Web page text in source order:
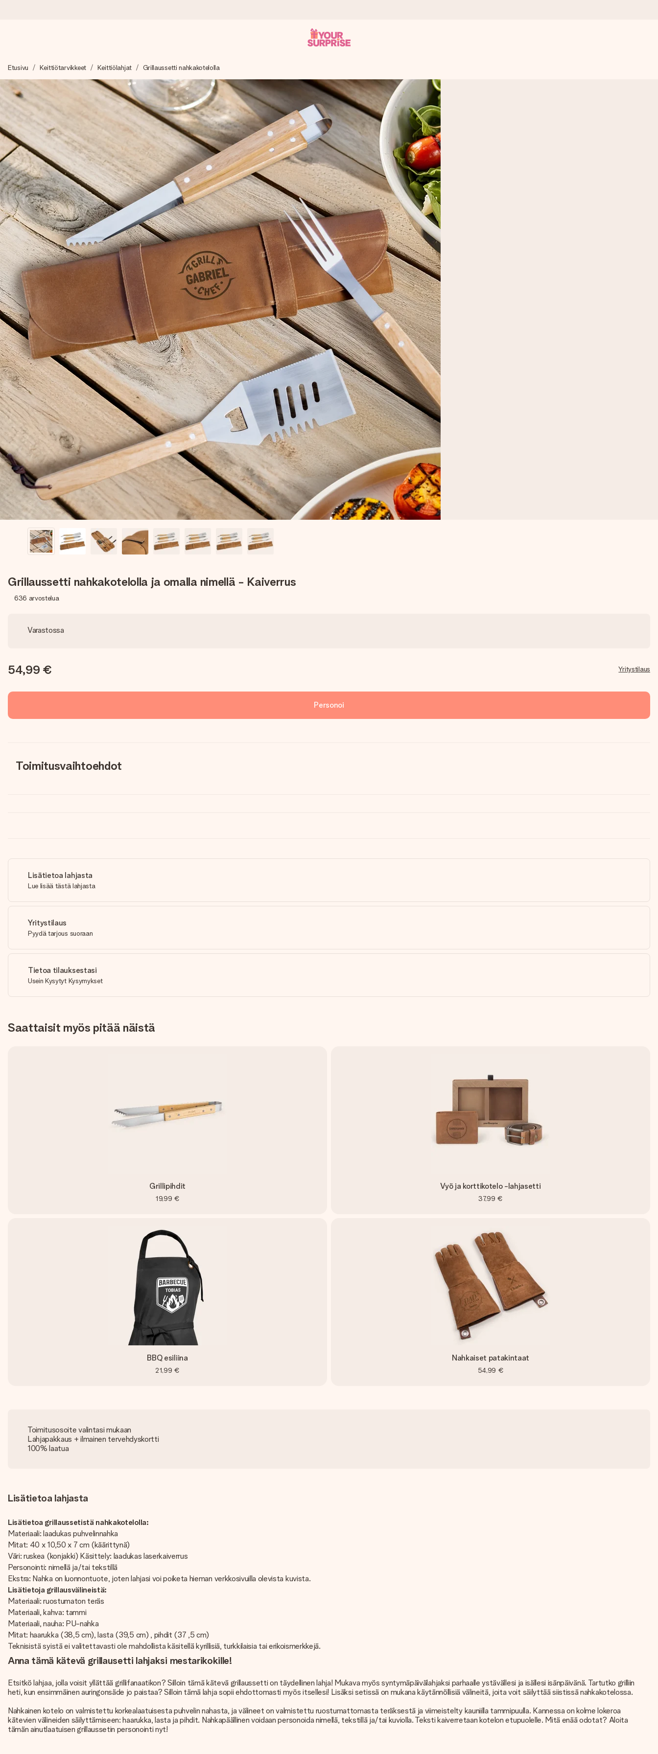
Valmistamme lahjasi huolella ja lähetämme sen hetkessä, jotta voit antaa sen juuri oikeaan aikaan, kun sillä on eniten
merkitystä.
4,8 (+15 000 arvostelun perusteella)
Lahjamme inspiroivat. Asiakkaiden arvosana on 4,8 Google Reviewsissä.
Ilmainen tervehdyskortti
Tilaa tänään – personoitu lahja valmistuu ja lähtee matkaan nopeammin kuin ehdit sanoa “yllätys!”
Etusivu Keittiötarvikkeet Keittiölahjat Grillaussetti nahkakotelolla
Grillaussetti nahkakotelolla ja omalla nimellä - Kaiverrus
636 arvostelua
Varastossa
54,99 € Yritystilaus
Personoi
Toimitusvaihtoehdot
Lisätietoa lahjasta
Lue lisää tästä lahjasta
Yritystilaus
Pyydä tarjous suoraan
Tietoa tilauksestasi
Usein Kysytyt Kysymykset
Saattaisit myös pitää näistä
Grillipihdit
19,99 €
Vyö ja korttikotelo -lahjasetti
37,99 €
BBQ esiliina
21,99 €
Nahkaiset patakintaat
54,99 €
Toimitusosoite valintasi mukaan
Lahjapakkaus + ilmainen tervehdyskortti
100% laatua
Lisätietoa lahjasta
Lisätietoa grillaussetistä nahkakotelolla:
Materiaali: laadukas puhvelinnahka
Mitat: 40 x 10,50 x 7 cm (käärittynä)
Väri: ruskea (konjakki) Käsittely: laadukas laserkaiverrus
Personointi: nimellä ja/tai tekstillä
Ekstra: Nahka on luonnontuote, joten lahjasi voi poiketa hieman verkkosivuilla olevista kuvista.
Lisätietoja grillausvälineistä:
Materiaali: ruostumaton teräs
Materiaali, kahva: tammi
Materiaali, nauha: PU-nahka
Mitat: haarukka (38,5 cm), lasta (39,5 cm) , pihdit (37 ,5 cm)
Teknisistä syistä ei valitettavasti ole mahdollista käsitellä kyrillisiä, turkkilaisia ​​tai erikoismerkkejä.
Anna tämä kätevä grillausetti lahjaksi mestarikokille!
Etsitkö lahjaa, jolla voisit yllättää grillifanaatikon? Silloin tämä kätevä grillaussetti on täydellinen lahja! Mukava myös syntymäpäivälahjaksi parhaalle ystävällesi ja isällesi isänpäivänä. Tartutko grilliin
heti, kun ensimmäinen auringonsäde jo paistaa? Silloin tämä lahja sopii ehdottomasti myös itsellesi! Lisäksi setissä on mukana käytännöllisiä välineitä, joita voit säilyttää siistissä nahkakotelossa.
Nahkainen kotelo on valmistettu korkealaatuisesta puhvelin nahasta, ja välineet on valmistettu ruostumattomasta teräksestä ja viimeistelty kauniilla tammipuulla. Kannessa on kolme lokeroa
kätevien välineiden säilyttämiseen: haarukka, lasta ja pihdit. Nahkapäällinen voidaan personoida nimellä, tekstillä ja/tai kuviolla. Teksti kaiverretaan kotelon etupuolelle. Mitä enää odotat? Aloita
tämän ainutlaatuisen grillaussetin personointi nyt!